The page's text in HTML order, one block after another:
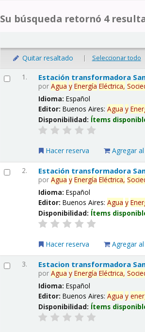
Su búsqueda retornó 4
Quitar resaltado | Seleccionar todo
1. Estación transformadora
porAgua y Energía Eléctrica,
Idioma:Español
Editor:Buenos Aires:Agua y
Disponibilidad: Ítems
Hacer reserva Agregar
2. Estación transformadora
porAgua y Energía Eléctrica,
Idioma:Español
Editor:Buenos Aires:Agua y
Disponibilidad: Ítems
Hacer reserva Agregar
3. Estacion transformadora
porAgua y Energía Eléctrica,
Idioma:Español
Editor:Buenos Aires:Agua y
Disponibilidad: Ítems